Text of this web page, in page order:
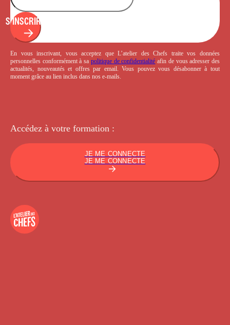
S'INSCRIRE
En vous inscrivant, vous acceptez que L’atelier des Chefs traite vos données
personnelles conformément à sa politique de confidentialité afin de vous adresser des
actualités, nouveautés et offres par email. Vous pouvez vous désabonner à tout
moment grâce au lien inclus dans nos e-mails.
Accédez à votre formation :
JE ME CONNECTE
JE ME CONNECTE